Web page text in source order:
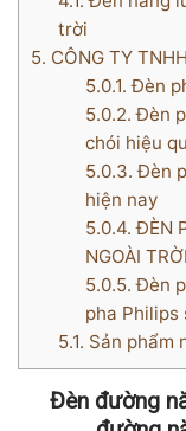
trời
5. CÔNG TY
5.0.1. Đèn
5.0.2. Đèn
chói hiệu
5.0.3. Đèn
hiện nay
5.0.4. ĐÈN
NGOÀI TRỜI
5.0.5. Đèn
pha Philips
5.1. Sản phẩm
Đèn đường